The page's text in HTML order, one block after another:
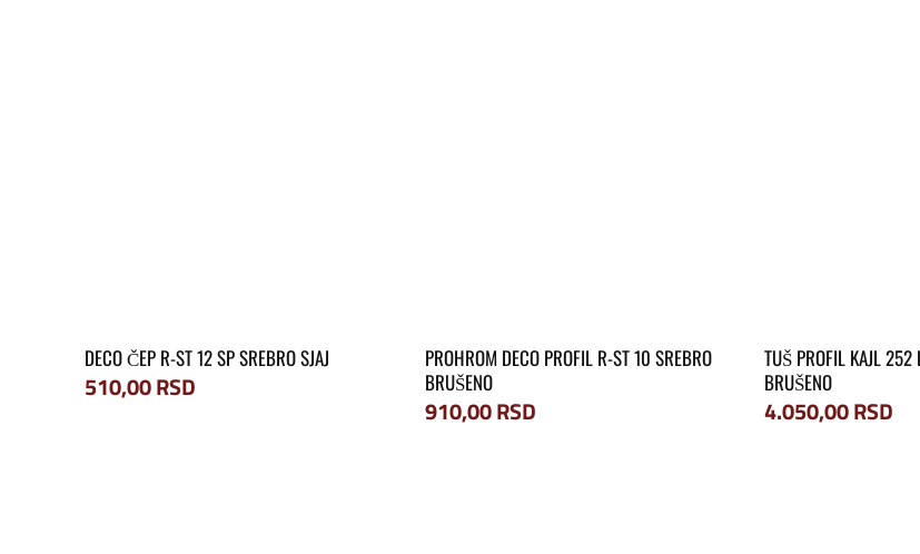
DECO ČEP R-ST 12 SP SREBRO SJAJ
510,00RSD
PROHROM DECO PROFIL R-ST 10 SREBRO
BRUŠENO
910,00RSD
TUŠ PROFIL KAJL
BRUŠENO
4.050,00RSD